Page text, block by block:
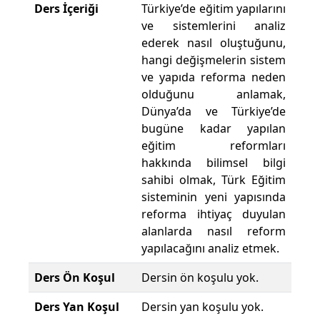
Ders İçeriği
Türkiye’de eğitim yapılarını
ve sistemlerini analiz
ederek nasıl oluştuğunu,
hangi değişmelerin sistem
ve yapıda reforma neden
olduğunu anlamak,
Dünya’da ve Türkiye’de
bugüne kadar yapılan
eğitim reformları
hakkında bilimsel bilgi
sahibi olmak, Türk Eğitim
sisteminin yeni yapısında
reforma ihtiyaç duyulan
alanlarda nasıl reform
yapılacağını analiz etmek.
Ders Ön Koşul
Dersin ön koşulu yok.
Ders Yan Koşul
Dersin yan koşulu yok.